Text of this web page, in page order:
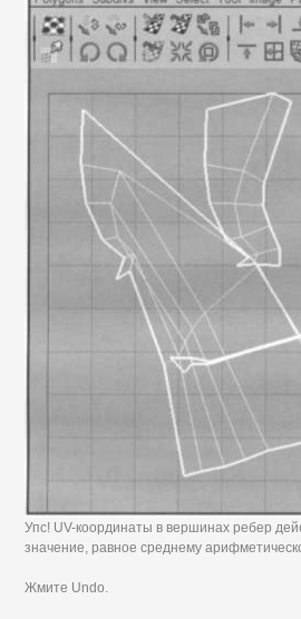
Упс! UV-координаты в вершинах ребер
значение, равное среднему
Жмите Undo.